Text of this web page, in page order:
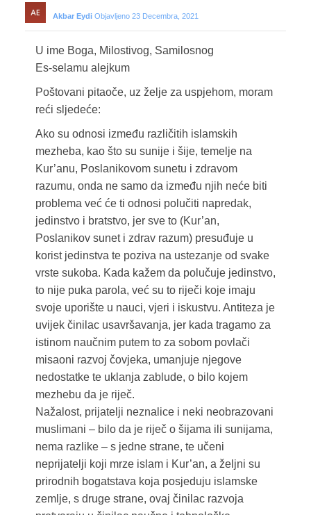
Akbar Eydi Objavljeno 23 Decembra, 2021
U ime Boga, Milostivog, Samilosnog
Es-selamu alejkum
Poštovani pitaoče, uz želje za uspjehom, moram
reći sljedeće:
Ako su odnosi između različitih islamskih
mezheba, kao što su sunije i šije, temelje na
Kur’anu, Poslanikovom sunetu i zdravom
razumu, onda ne samo da između njih neće biti
problema već će ti odnosi polučiti napredak,
jedinstvo i bratstvo, jer sve to (Kur’an,
Poslanikov sunet i zdrav razum) presuđuje u
korist jedinstva te poziva na ustezanje od svake
vrste sukoba. Kada kažem da polučuje jedinstvo,
to nije puka parola, već su to riječi koje imaju
svoje uporište u nauci, vjeri i iskustvu. Antiteza je
uvijek činilac usavršavanja, jer kada tragamo za
istinom naučnim putem to za sobom povlači
misaoni razvoj čovjeka, umanjuje njegove
nedostatke te uklanja zablude, o bilo kojem
mezhebu da je riječ.
Nažalost, prijatelji neznalice i neki neobrazovani
muslimani – bilo da je riječ o šijama ili sunijama,
nema razlike – s jedne strane, te učeni
neprijatelji koji mrze islam i Kur’an, a željni su
prirodnih bogatstava koja posjeduju islamske
zemlje, s druge strane, ovaj činilac razvoja